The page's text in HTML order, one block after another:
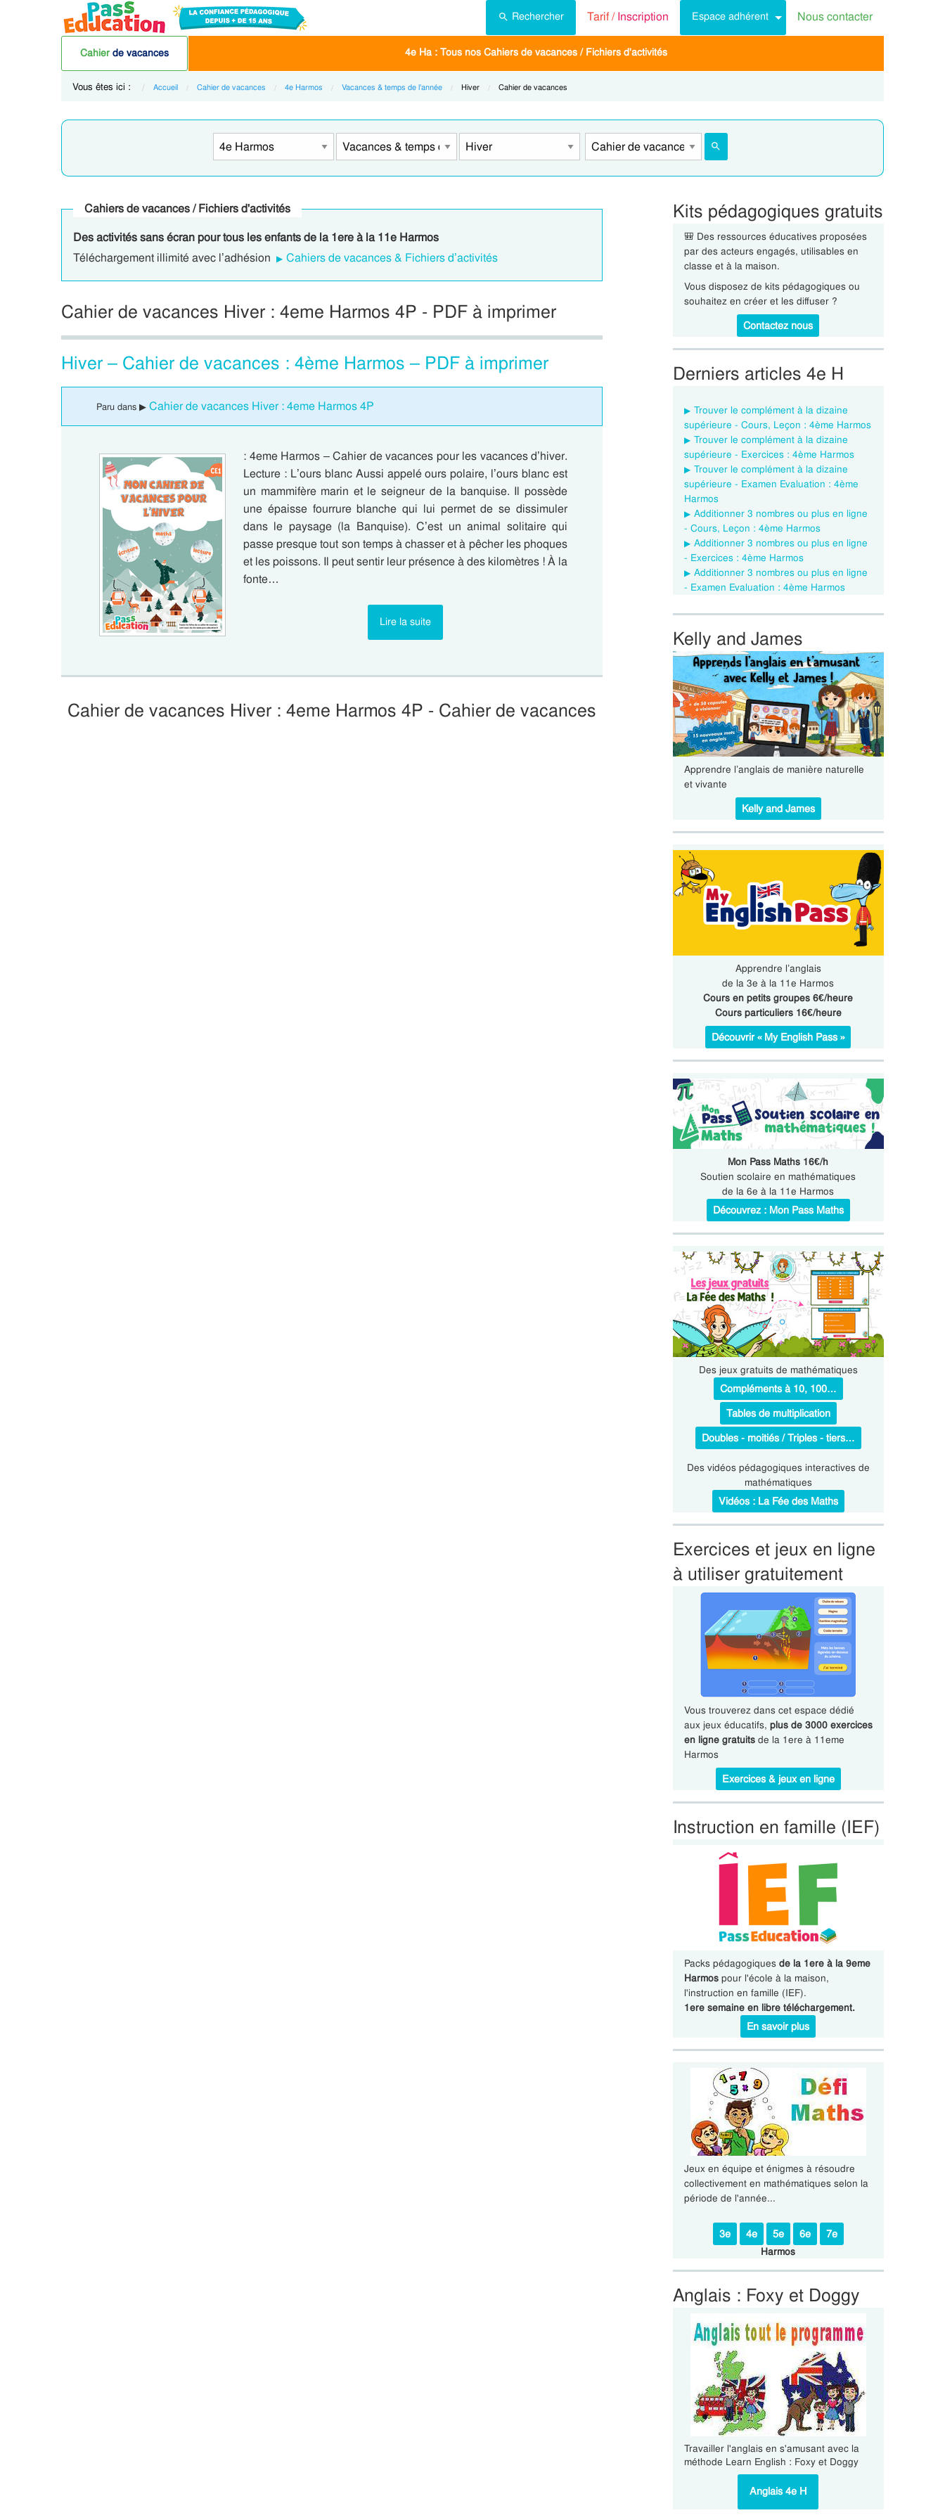
Rechercher Tarif /Inscription Espace adhérent Nous contacter
Cahier de vacances 4e Ha : Tous nos Cahiers de vacances / Fichiers d'activités
Vous êtes ici : Accueil Cahier de vacances 4e Harmos Vacances & temps de l’année Current:
Hiver Current:
Cahier de vacances
Cahiers de vacances / Fichiers d'activités
Des activités sans écran pour tous les enfants de la 1ere à la 11e Harmos
Téléchargement illimité avec l’adhésion
Cahiers de vacances & Fichiers d’activités
Cahier de vacances Hiver : 4eme Harmos 4P - PDF à imprimer
Hiver – Cahier de vacances : 4ème Harmos – PDF à imprimer
Paru dans ▶ Cahier de vacances Hiver : 4eme Harmos 4P
: 4eme Harmos – Cahier de vacances pour les vacances d’hiver.
Lecture : L’ours blanc Aussi appelé ours polaire, l’ours blanc est
un mammifère marin et le seigneur de la banquise. Il possède
une épaisse fourrure blanche qui lui permet de se dissimuler
dans le paysage (la Banquise). C’est un animal solitaire qui
passe presque tout son temps à chasser et à pêcher les phoques
et les poissons. Il peut sentir leur présence à des kilomètres ! À la
fonte…
Lire la suite
Cahier de vacances Hiver : 4eme Harmos 4P - Cahier de vacances
Kits pédagogiques gratuits
🎒 Des ressources éducatives proposées
par des acteurs engagés, utilisables en
classe et à la maison.
Vous disposez de kits pédagogiques ou
souhaitez en créer et les diffuser ?
Contactez nous
Derniers articles 4e H
Trouver le complément à la dizaine
supérieure - Cours, Leçon : 4ème Harmos
Trouver le complément à la dizaine
supérieure - Exercices : 4ème Harmos
Trouver le complément à la dizaine
supérieure - Examen Evaluation : 4ème
Harmos
Additionner 3 nombres ou plus en ligne
- Cours, Leçon : 4ème Harmos
Additionner 3 nombres ou plus en ligne
- Exercices : 4ème Harmos
Additionner 3 nombres ou plus en ligne
- Examen Evaluation : 4ème Harmos
Kelly and James
Apprendre l’anglais de manière naturelle
et vivante
Kelly and James
Apprendre l’anglais
de la 3e à la 11e Harmos
Cours en petits groupes 6€/heure
Cours particuliers 16€/heure
Découvrir « My English Pass »
Mon Pass Maths 16€/h
Soutien scolaire en mathématiques
de la 6e à la 11e Harmos
Découvrez : Mon Pass Maths
Des jeux gratuits de mathématiques
Compléments à 10, 100…
Tables de multiplication
Doubles - moitiés / Triples - tiers…
Des vidéos pédagogiques interactives de
mathématiques
Vidéos : La Fée des Maths
Exercices et jeux en ligne
à utiliser gratuitement
Vous trouverez dans cet espace dédié
aux jeux éducatifs, plus de 3000 exercices
en ligne gratuitsde la 1ere à 11eme
Harmos
Exercices & jeux en ligne
Instruction en famille (IEF)
Packs pédagogiques de la 1ere à la 9eme
Harmospour l'école à la maison,
l'instruction en famille (IEF).
1ere semaine en libre téléchargement.
En savoir plus
Jeux en équipe et énigmes à résoudre
collectivement en mathématiques selon la
période de l'année...
3e 4e 5e 6e
7e
Harmos
Anglais : Foxy et Doggy
Travailler l'anglais en s'amusant avec la
méthode Learn English : Foxy et Doggy
Anglais 4e H